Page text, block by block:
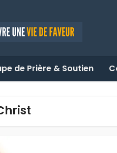
de Prière & Soutien